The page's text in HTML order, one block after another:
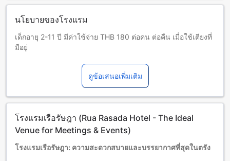
นโยบายของโรงแรม
เด็กอายุ 2-11 ปี มีค่าใช้จ่าย THB 180 ต่อคน ต่อคืน เมื่อใช้เตียงที่
มีอยู่
เด็กทารกอายุ 0-1 ปี (รวมอายุ 1 ปี)
พักฟรี หากใช้เตียงที่มีอยู่ หมายเหตุ: หากต้องการใช้เตียงเด็ก อาจ
มีค่าใช้จ่ายเพิ่มเติม โดยบริการจะขึ้นอยู่กับความพร้อมของที่พัก
เด็กอายุ 2-11 ปี (รวมอายุ 11 ปี)
ผู้เข้าพักอายุ 12 ปีขึ้นไปถือเป็นผู้ใหญ่
บริการเตียงเสริมขึ้นอยู่กับประเภทห้องที่เลือก กรุณาตรวจสอบ
โปรดทราบว่า เมื่อจองห้องพักมากกว่า 5 ห้องขึ้นไป อาจมีการใช้
ดูข้อเสนอเพิ่มเติม
โรงแรมเรือรัษฎา (Rua Rasada Hotel - The Ideal
Venue for Meetings & Events)
โรงแรมเรือรัษฎา: ความสะดวกสบายและบรรยากาศที่สุดในตรัง